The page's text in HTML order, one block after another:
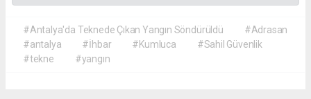
#Antalya'da Teknede Çıkan Yangın Söndürüldü
#Adrasan
#antalya
#İhbar #Kumluca
#Sahil Güvenlik
#tekne
#yangın